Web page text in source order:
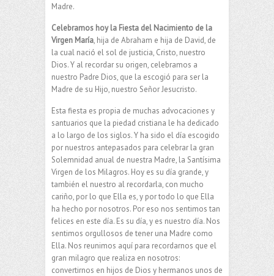
Madre.
Celebramos hoy la Fiesta del Nacimiento de la
Virgen María, hija de Abraham e hija de David, de
la cual nació el sol de justicia, Cristo, nuestro
Dios. Y al recordar su origen, celebramos a
nuestro Padre Dios, que la escogió para ser la
Madre de su Hijo, nuestro Señor Jesucristo.
Esta fiesta es propia de muchas advocaciones y
santuarios que la piedad cristiana le ha dedicado
a lo largo de los siglos. Y ha sido el día escogido
por nuestros antepasados para celebrar la gran
Solemnidad anual de nuestra Madre, la Santísima
Virgen de los Milagros. Hoy es su día grande, y
también el nuestro al recordarla, con mucho
cariño, por lo que Ella es, y por todo lo que Ella
ha hecho por nosotros. Por eso nos sentimos tan
felices en este día. Es su día, y es nuestro día. Nos
sentimos orgullosos de tener una Madre como
Ella. Nos reunimos aquí para recordarnos que el
gran milagro que realiza en nosotros:
convertirnos en hijos de Dios y hermanos unos de